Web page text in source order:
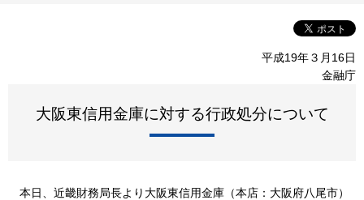
平成19年３月16日
金融庁
大阪東信用金庫に対する行政処分について
本日、近畿財務局長より大阪東信用金庫（本店：大阪府八尾市）